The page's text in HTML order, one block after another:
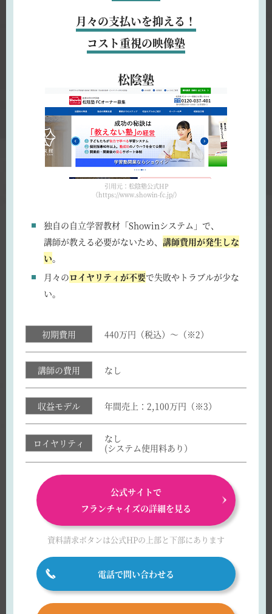
月々の支払いを抑える！
コスト重視の映像塾
松陰塾
引用元：松陰塾公式HP
（https://www.showin-fc.jp/）
独自の自立学習教材「Showinシステム」で、
講師が教える必要がないため、 講師費用が発生しな
い。
月々のロイヤリティが不要で失敗やトラブルが少な
い。
初期費用 440万円（税込）～（※2）
講師の費用 なし
収益モデル 年間売上：2,100万円（※3）
ロイヤリティ
なし
(システム使用料あり）
公式サイトで
フランチャイズの詳細を見る
資料請求ボタンは公式HPの上部と下部にあります
電話で問い合わせる